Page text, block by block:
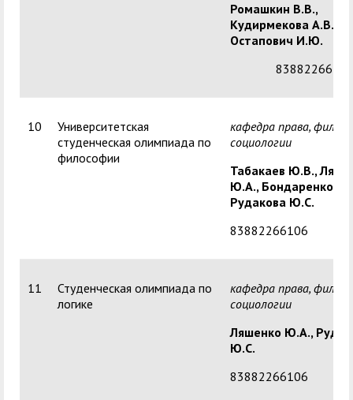
Ромашкин В.В.,
Кудирмекова А.В.,
Остапович И.Ю.
83882266106
10
Университетская
студенческая олимпиада по
философии
кафедра права,
социологии
Табакаев Ю.В.,
Ю.А., Бондаренко
Рудакова Ю.С.
83882266106
11
Студенческая олимпиада по
логике
кафедра права,
социологии
Ляшенко Ю.А.,
Ю.С.
83882266106